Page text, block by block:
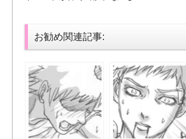
お勧め関連記事: